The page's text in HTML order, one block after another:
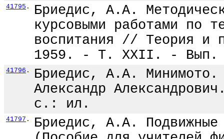
41795 .
Бриедис, А.А.
курсовыми работами по
воспитания // Теория и
1959. - Т. XXII. - Вып.
41796 .
Бриедис, А.А. Минимото.
Александр
с.: ил.
41797 .
Бриедис, А.А.